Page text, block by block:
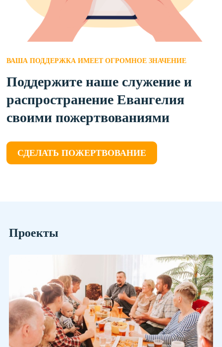
ВАША ПОДДЕРЖКА ИМЕЕТ ОГРОМНОЕ ЗНАЧЕНИЕ
Поддержите наше служение и
распространение Евангелия
своими пожертвованиями
СДЕЛАТЬ ПОЖЕРТВОВАНИЕ
Проекты